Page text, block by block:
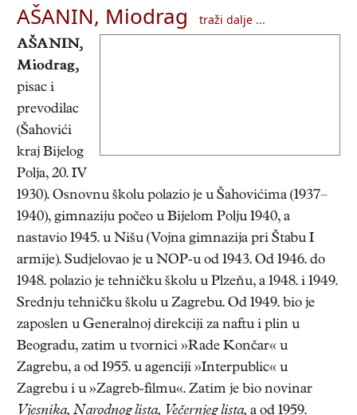
AŠANIN, Miodrag
traži dalje ...
AŠANIN,
Miodrag,
pisac i
prevodilac
(Šahovići
kraj Bijelog
Polja, 20. IV
1930). Osnovnu školu polazio je u Šahovićima (1937–
1940), gimnaziju počeo u Bijelom Polju 1940, a
nastavio 1945. u Nišu (Vojna gimnazija pri Štabu I
armije). Sudjelovao je u NOP-u od 1943. Od 1946. do
1948. polazio je tehničku školu u Plzeňu, a 1948. i 1949.
Srednju tehničku školu u Zagrebu. Od 1949. bio je
zaposlen u Generalnoj direkciji za naftu i plin u
Beogradu, zatim u tvornici »Rade Končar« u
Zagrebu, a od 1955. u agenciji »Interpublic« u
Zagrebu i u »Zagreb-filmu«. Zatim je bio novinar
Vjesnika, Narodnog lista, Večernjeg lista, a od 1959.